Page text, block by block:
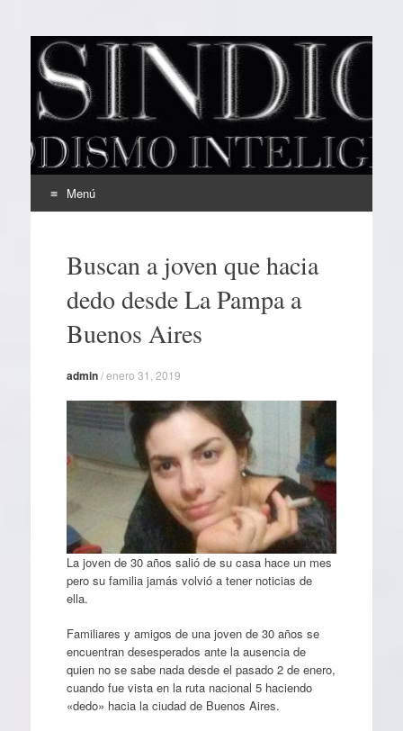
EL SINDICAL
Periodismo Inteligente
Menú
contenidoBuscan a joven que hacia
dedo desde La Pampa a
Buenos Aires
admin/enero 31, 2019
La joven de 30 años salió de su casa hace un mes
pero su familia jamás volvió a tener noticias de
ella.
Familiares y amigos de una joven de 30 años se
encuentran desesperados ante la ausencia de
quien no se sabe nada desde el pasado 2 de enero,
cuando fue vista en la ruta nacional 5 haciendo
«dedo» hacia la ciudad de Buenos Aires.